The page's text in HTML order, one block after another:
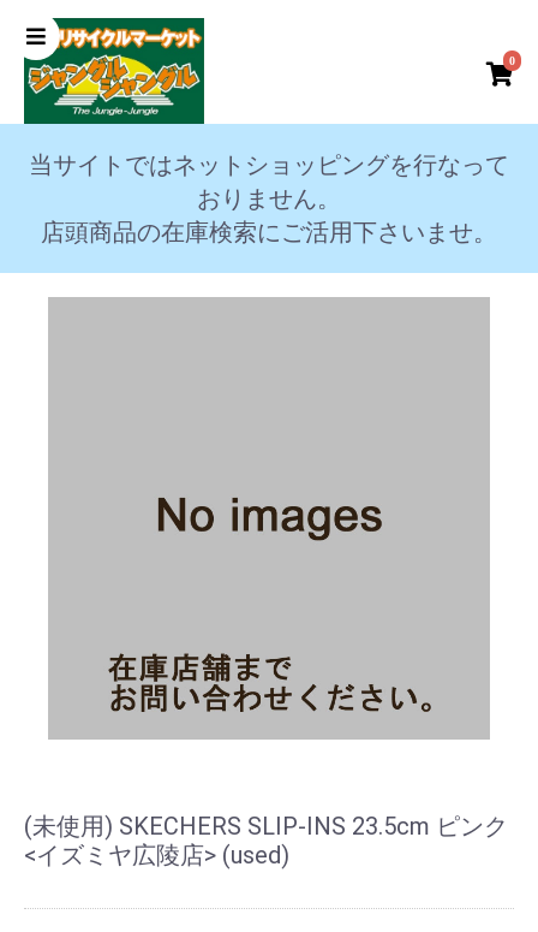
0
当サイトではネットショッピングを行なって
おりません。
店頭商品の在庫検索にご活用下さいませ。
(未使用) SKECHERS SLIP-INS 23.5cm ピンク
<イズミヤ広陵店> (used)